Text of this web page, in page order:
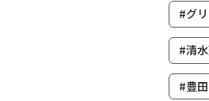
#グ
#清
#豊